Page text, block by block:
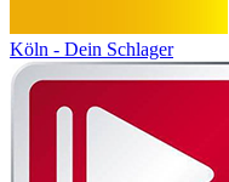
Köln - Dein Schlager